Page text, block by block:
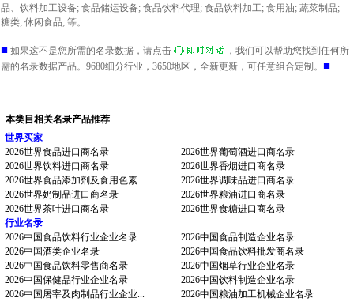
品、饮料加工设备; 食品储运设备; 食品饮料代理; 食品饮料加工; 食用油; 蔬菜制品;
糖类; 休闲食品; 等。
■ 如果这不是您所需的名录数据，请点击
，我们可以帮助您找到任何所
需的名录数据产品。9680细分行业，3650地区，全新更新，可任意组合定制。 ■
本类目相关名录产品推荐
世界买家
2026世界食品进口商名录
2026世界葡萄酒进口商名录
2026世界饮料进口商名录
2026世界香烟进口商名录
2026世界食品添加剂及食用色素...
2026世界调味品进口商名录
2026世界奶制品进口商名录
2026世界粮油进口商名录
2026世界茶叶进口商名录
2026世界食糖进口商名录
行业名录
2026中国食品饮料行业企业名录
2026中国食品制造企业名录
2026中国酒类企业名录
2026中国食品饮料批发商名录
2026中国食品饮料零售商名录
2026中国烟草行业企业名录
2026中国保健品行业企业名录
2026中国饮料制造企业名录
2026中国屠宰及肉制品行业企业...
2026中国粮油加工机械企业名录